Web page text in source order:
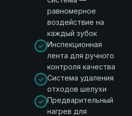
равномерное
воздействие на
каждый зубок
Инспекционная
лента для ручного
контроля качества
Система удаления
отходов шелухи
Предварительный
нагрев для